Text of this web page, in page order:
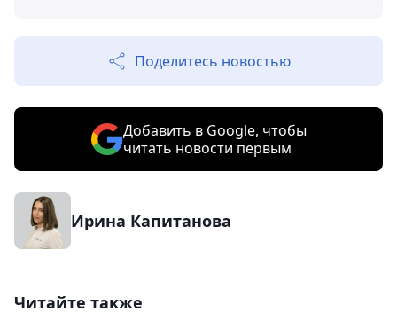
Поделитесь новостью
Добавить в Google, чтобы
читать новости первым
Ирина Капитанова
Читайте также